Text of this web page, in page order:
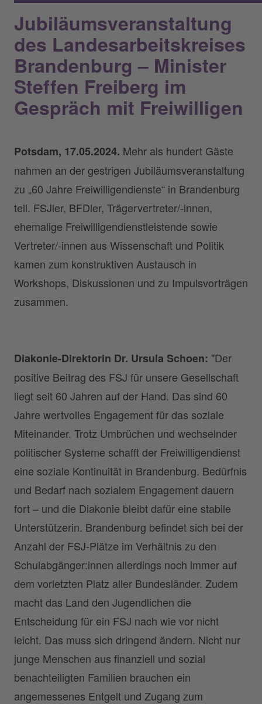
Jubiläumsveranstaltung
des Landesarbeitskreises
Brandenburg – Minister
Steffen Freiberg im
Gespräch mit Freiwilligen
Potsdam, 17.05.2024. Mehr als hundert Gäste
nahmen an der gestrigen Jubiläumsveranstaltung
zu „60 Jahre Freiwilligendienste“ in Brandenburg
teil. FSJler, BFDler, Trägervertreter/-innen,
ehemalige Freiwilligendienstleistende sowie
Vertreter/-innen aus Wissenschaft und Politik
kamen zum konstruktiven Austausch in
Workshops, Diskussionen und zu Impulsvorträgen
zusammen.
Diakonie-Direktorin Dr. Ursula Schoen: "Der
positive Beitrag des FSJ für unsere Gesellschaft
liegt seit 60 Jahren auf der Hand. Das sind 60
Jahre wertvolles Engagement für das soziale
Miteinander. Trotz Umbrüchen und wechselnder
politischer Systeme schafft der Freiwilligendienst
eine soziale Kontinuität in Brandenburg. Bedürfnis
und Bedarf nach sozialem Engagement dauern
fort – und die Diakonie bleibt dafür eine stabile
Unterstützerin. Brandenburg befindet sich bei der
Anzahl der FSJ-Plätze im Verhältnis zu den
Schulabgänger:innen allerdings noch immer auf
dem vorletzten Platz aller Bundesländer. Zudem
macht das Land den Jugendlichen die
Entscheidung für ein FSJ nach wie vor nicht
leicht. Das muss sich dringend ändern. Nicht nur
junge Menschen aus finanziell und sozial
benachteiligten Familien brauchen ein
angemessenes Entgelt und Zugang zum